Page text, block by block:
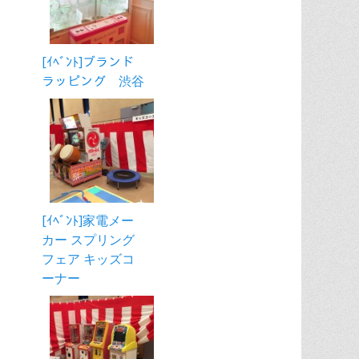
[ｲﾍﾞﾝﾄ]ブランド
ラッピング 渋谷
[ｲﾍﾞﾝﾄ]家電メー
カー スプリング
フェア キッズコ
ーナー